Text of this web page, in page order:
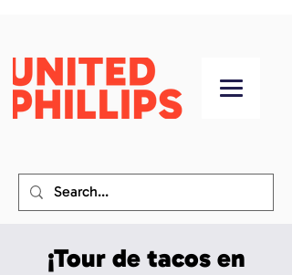
¡Tour de tacos en